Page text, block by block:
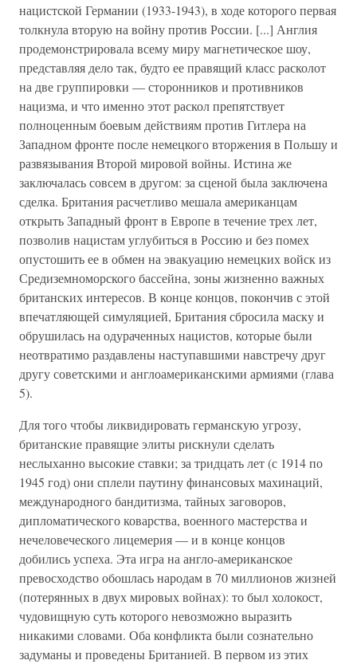
нацистской Германии (1933-1943), в ходе которого первая
толкнула вторую на войну против России. [...] Англия
продемонстрировала всему миру магнетическое шоу,
представляя дело так, будто ее правящий класс расколот
на две группировки — сторонников и противников
нацизма, и что именно этот раскол препятствует
полноценным боевым действиям против Гитлера на
Западном фронте после немецкого вторжения в Польшу и
развязывания Второй мировой войны. Истина же
заключалась совсем в другом: за сценой была заключена
сделка. Британия расчетливо мешала американцам
открыть Западный фронт в Европе в течение трех лет,
позволив нацистам углубиться в Россию и без помех
опустошить ее в обмен на эвакуацию немецких войск из
Средиземноморского бассейна, зоны жизненно важных
британских интересов. В конце концов, покончив с этой
впечатляющей симуляцией, Британия сбросила маску и
обрушилась на одураченных нацистов, которые были
неотвратимо раздавлены наступавшими навстречу друг
другу советскими и англоамериканскими армиями (глава
5).
Для того чтобы ликвидировать германскую угрозу,
британские правящие элиты рискнули сделать
неслыханно высокие ставки; за тридцать лет (с 1914 по
1945 год) они сплели паутину финансовых махинаций,
международного бандитизма, тайных заговоров,
дипломатического коварства, военного мастерства и
нечеловеческого лицемерия — и в конце концов
добились успеха. Эта игра на англо-американское
превосходство обошлась народам в 70 миллионов жизней
(потерянных в двух мировых войнах): то был холокост,
чудовищную суть которого невозможно выразить
никакими словами. Оба конфликта были сознательно
задуманы и проведены Британией. В первом из этих